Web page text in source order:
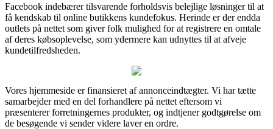
Facebook indebærer tilsvarende forholdsvis belejlige løsninger til at
få kendskab til online butikkens kundefokus. Herinde er der endda
outlets på nettet som giver folk mulighed for at registrere en omtale
af deres købsoplevelse, som ydermere kan udnyttes til at afveje
kundetilfredsheden.
Vores hjemmeside er finansieret af annonceindtægter. Vi har tætte
samarbejder med en del forhandlere på nettet eftersom vi
præsenterer forretningernes produkter, og indtjener godtgørelse om
de besøgende vi sender videre laver en ordre.